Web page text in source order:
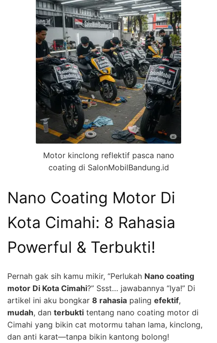
Motor kinclong reflektif pasca nano
coating di SalonMobilBandung.id
Nano Coating Motor Di
Kota Cimahi: 8 Rahasia
Powerful & Terbukti!
Pernah gak sih kamu mikir, “Perlukah Nano coating
motor Di Kota Cimahi?” Ssst… jawabannya “Iya!” Di
artikel ini aku bongkar 8 rahasia paling efektif,
mudah, dan terbukti tentang nano coating motor di
Cimahi yang bikin cat motormu tahan lama, kinclong,
dan anti karat—tanpa bikin kantong bolong!